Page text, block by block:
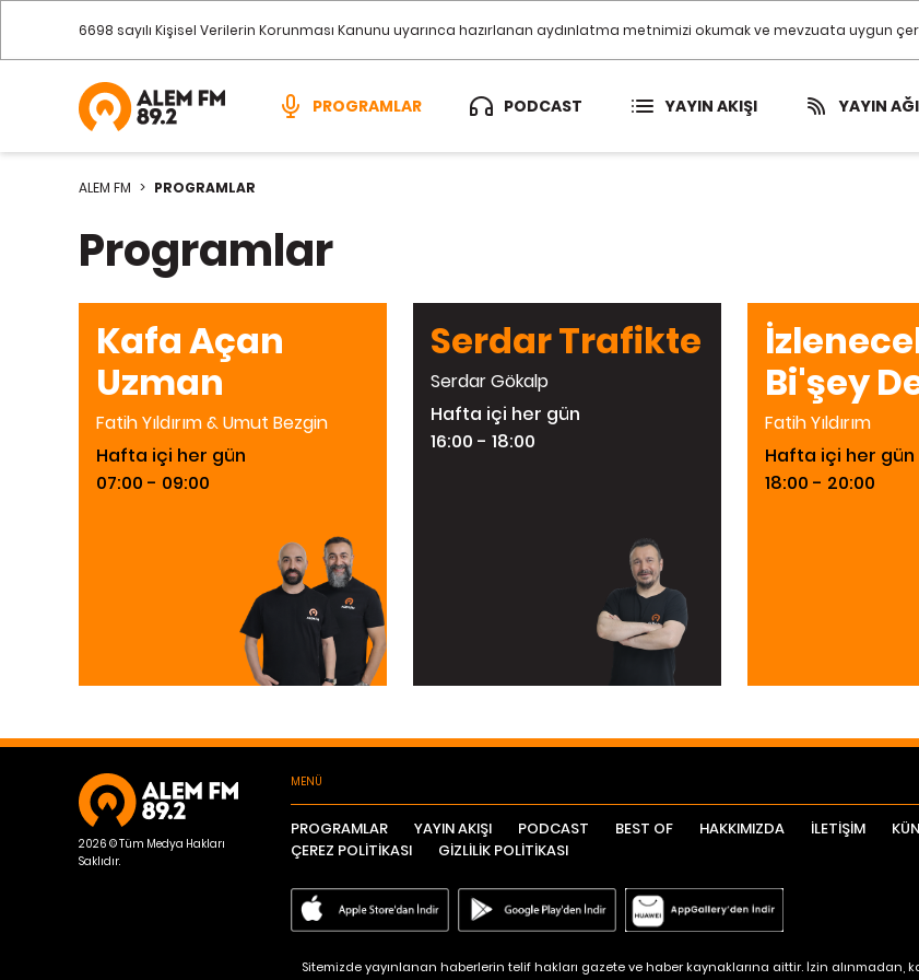
6698 sayılı Kişisel Verilerin Korunması Kanunu uyarınca hazırlanan aydınlatma metnimizi okumak ve mevzuata uygun
PROGRAMLAR PODCAST YAYIN AKIŞI YAYIN AĞI
ALEM FM > PROGRAMLAR
Programlar
Kafa Açan
Uzman
Fatih Yıldırım & Umut Bezgin
Hafta içi her gün
07:00 - 09:00
Serdar Trafikte
Serdar Gökalp
Hafta içi her gün
16:00 - 18:00
Bi'şey
Fatih Yıldırım
Hafta içi her gün
18:00 - 20:00
2026 © Tüm Medya Hakları
Saklıdır.
MENÜ
PROGRAMLAR YAYIN AKIŞI PODCAST BEST OF HAKKIMIZDA İLETİŞİM
ÇEREZ POLİTİKASI
GİZLİLİK POLİTİKASI
Sitemizde yayınlanan haberlerin telif hakları gazete ve haber kaynaklarına aittir. İzin alınmadan,